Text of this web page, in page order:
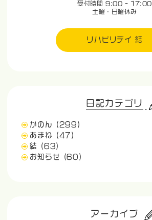
受付時間 9:00 - 17:00
土曜・日曜休み
リハビリデイ 結
日記カテゴリ
かのん
(299)
あまね
(47)
結
(63)
お知らせ
(60)
アーカイブ